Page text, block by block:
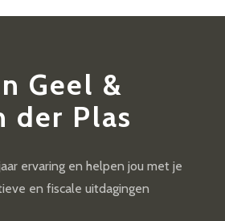
Geel &
der Plas
ervaring en helpen jou met je
en fiscale uitdagingen